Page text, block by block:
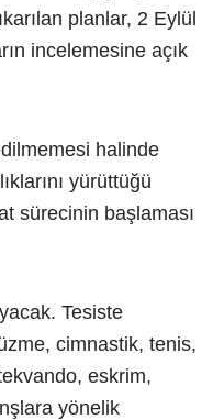
planlar, 2 Eylül
incelemesine açık
halinde
yürüttüğü
sürecinin başlaması
Tesiste
cimnastik, tenis,
eskrim,
yönelik